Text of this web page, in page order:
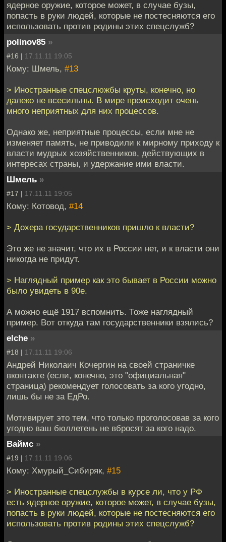
ядерное оружие, которое может, в случае бузы,
попасть в руки людей, которые не постесняются его
использовать против родины этих спецслужб?
polinov85 »
#16 | 17.11.11 19:05
Кому: Шмель, #13
> Иностранные спецслюжбы круты, конечно, но
далеко не всесильны. В мире происходит очень
много неприятных для них процессов.
Однако же, неприятные процессы, если мне не
изменяет память, не приводили к мирному приходу к
власти мудрых хозяйственников, действующих в
интересах страны, и удержание ими власти.
Шмель »
#17 | 17.11.11 19:05
Кому: Котовод, #14
> Дохера государственников пришло к власти?
Это же не значит, что их в России нет, и к власти они
никогда не придут.
> Наглядный пример как это бывает в России можно
было увидеть в 90е.
А можно ещё 1917 вспомнить. Тоже наглядный
пример. Вот откуда там государственники взялись?
elche »
#18 | 17.11.11 19:06
Андрей Николаич Кочергин на своей страничке
вконтакте (если, конечно, это "официальная"
страница) рекомендует голосовать за кого угодно,
лишь бы не за ЕдРо.
Мотивирует это тем, что только проголосовав за кого
угодно ваш бюллетень не вбросят за кого надо.
Ваймс »
#19 | 17.11.11 19:06
Кому: Хмурый_Сибиряк, #15
> Иностранные спецслужбы в курсе ли, что у РФ
есть ядерное оружие, которое может, в случае бузы,
попасть в руки людей, которые не постесняются его
использовать против родины этих спецслужб?